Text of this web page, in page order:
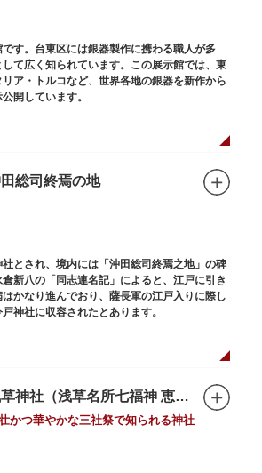
事から長年親しまれる縁起物です。
のひわしのみこと）と日本武尊（やまとたけ
福神のひとつとしても知られ、寿老人が祀ら
す。台東区には銀器製作に携わる職人が多
て広く知られています。この展示館では、東
ア・トルコなど、世界各地の銀器を新作から
開しています。
総司終焉の地
とされ、境内には「沖田総司終焉之地」の碑
新八の「同志連名記」によると、江戸に引き
かなり進んでおり、薩長軍の江戸入りに際し
神社に収容されたとあります。
浅草神社（浅草名所七福神 恵比須）
かつ華やかな三社祭で知られる神社